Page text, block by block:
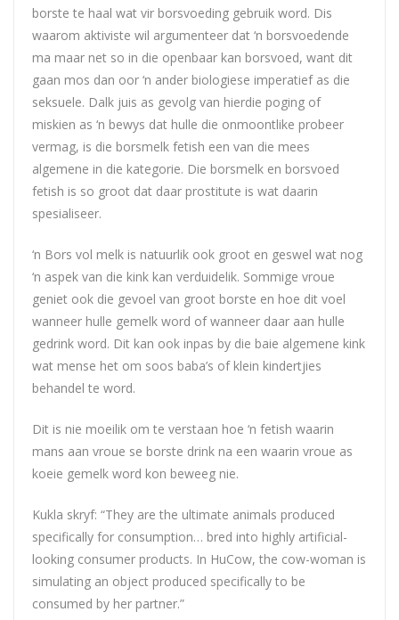
borste te haal wat vir borsvoeding gebruik word. Dis
waarom aktiviste wil argumenteer dat ‘n borsvoedende
ma maar net so in die openbaar kan borsvoed, want dit
gaan mos dan oor ‘n ander biologiese imperatief as die
seksuele. Dalk juis as gevolg van hierdie poging of
miskien as ‘n bewys dat hulle die onmoontlike probeer
vermag, is die borsmelk fetish een van die mees
algemene in die kategorie. Die borsmelk en borsvoed
fetish is so groot dat daar prostitute is wat daarin
spesialiseer.
‘n Bors vol melk is natuurlik ook groot en geswel wat nog
‘n aspek van die kink kan verduidelik. Sommige vroue
geniet ook die gevoel van groot borste en hoe dit voel
wanneer hulle gemelk word of wanneer daar aan hulle
gedrink word. Dit kan ook inpas by die baie algemene kink
wat mense het om soos baba’s of klein kindertjies
behandel te word.
Dit is nie moeilik om te verstaan hoe ‘n fetish waarin
mans aan vroue se borste drink na een waarin vroue as
koeie gemelk word kon beweeg nie.
Kukla skryf: “They are the ultimate animals produced
specifically for consumption… bred into highly artificial-
looking consumer products. In HuCow, the cow-woman is
simulating an object produced specifically to be
consumed by her partner.”